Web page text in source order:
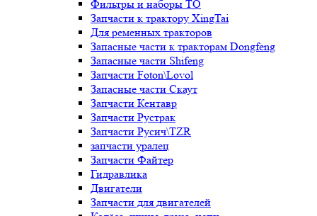
Фильтры и наборы ТО
Запчасти к трактору XingTai
Для ременных тракторов
Запасные части к тракторам Dongfeng
Запасные части Shifeng
Запчасти Foton\Lovol
Запасные части Скаут
Запчасти Кентавр
Запчасти Рустрак
Запчасти Русич\TZR
запчасти уралец
Запчасти Файтер
Гидравлика
Двигатели
Запчасти для двигателей